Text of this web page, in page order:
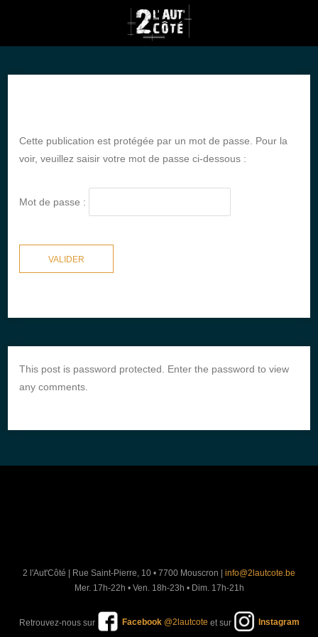
Cette publication est protégée par un mot de passe. Pour la
voir, veuillez saisir votre mot de passe ci-dessous :
Mot de passe :
This post is password protected. Enter the password to view
any comments.
2 l'Aut'Côté | Rue Saint-Pierre, 10 • 7700 Mouscron | info@2lautcote.be
Mer. 17h-22h • Ven. 18h-23h • Dim. 17h-21h
Retrouvez-nous sur Facebook@2lautcote et sur Instagram